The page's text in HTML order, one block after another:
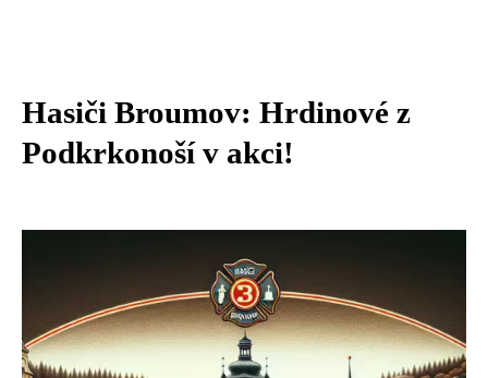
Hasiči Broumov: Hrdinové z
Podkrkonoší v akci!